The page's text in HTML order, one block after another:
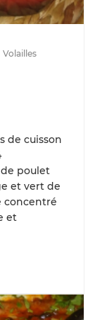
Volailles
de cuisson
poulet
et vert de
concentré
et